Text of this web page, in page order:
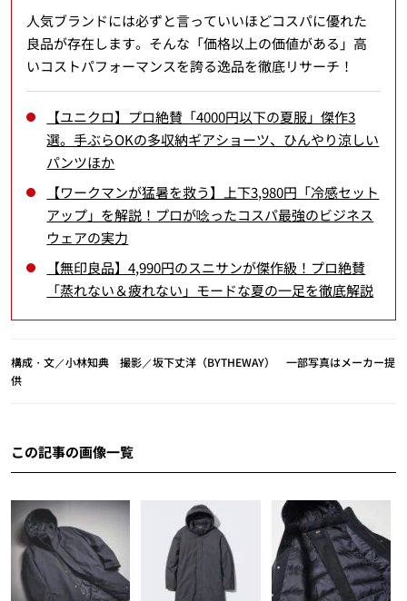
人気ブランドには必ずと言っていいほどコスパに優れた
良品が存在します。そんな「価格以上の価値がある」高
いコストパフォーマンスを誇る逸品を徹底リサーチ！
【ユニクロ】プロ絶賛「4000円以下の夏服」傑作3
選。手ぶらOKの多収納ギアショーツ、ひんやり涼しい
パンツほか
【ワークマンが猛暑を救う】上下3,980円「冷感セット
アップ」を解説！プロが唸ったコスパ最強のビジネス
ウェアの実力
【無印良品】4,990円のスニサンが傑作級！プロ絶賛
「蒸れない＆疲れない」モードな夏の一足を徹底解説
構成・文／小林知典 撮影／坂下丈洋（BYTHEWAY） 一部写真はメーカー提
供
この記事の画像一覧